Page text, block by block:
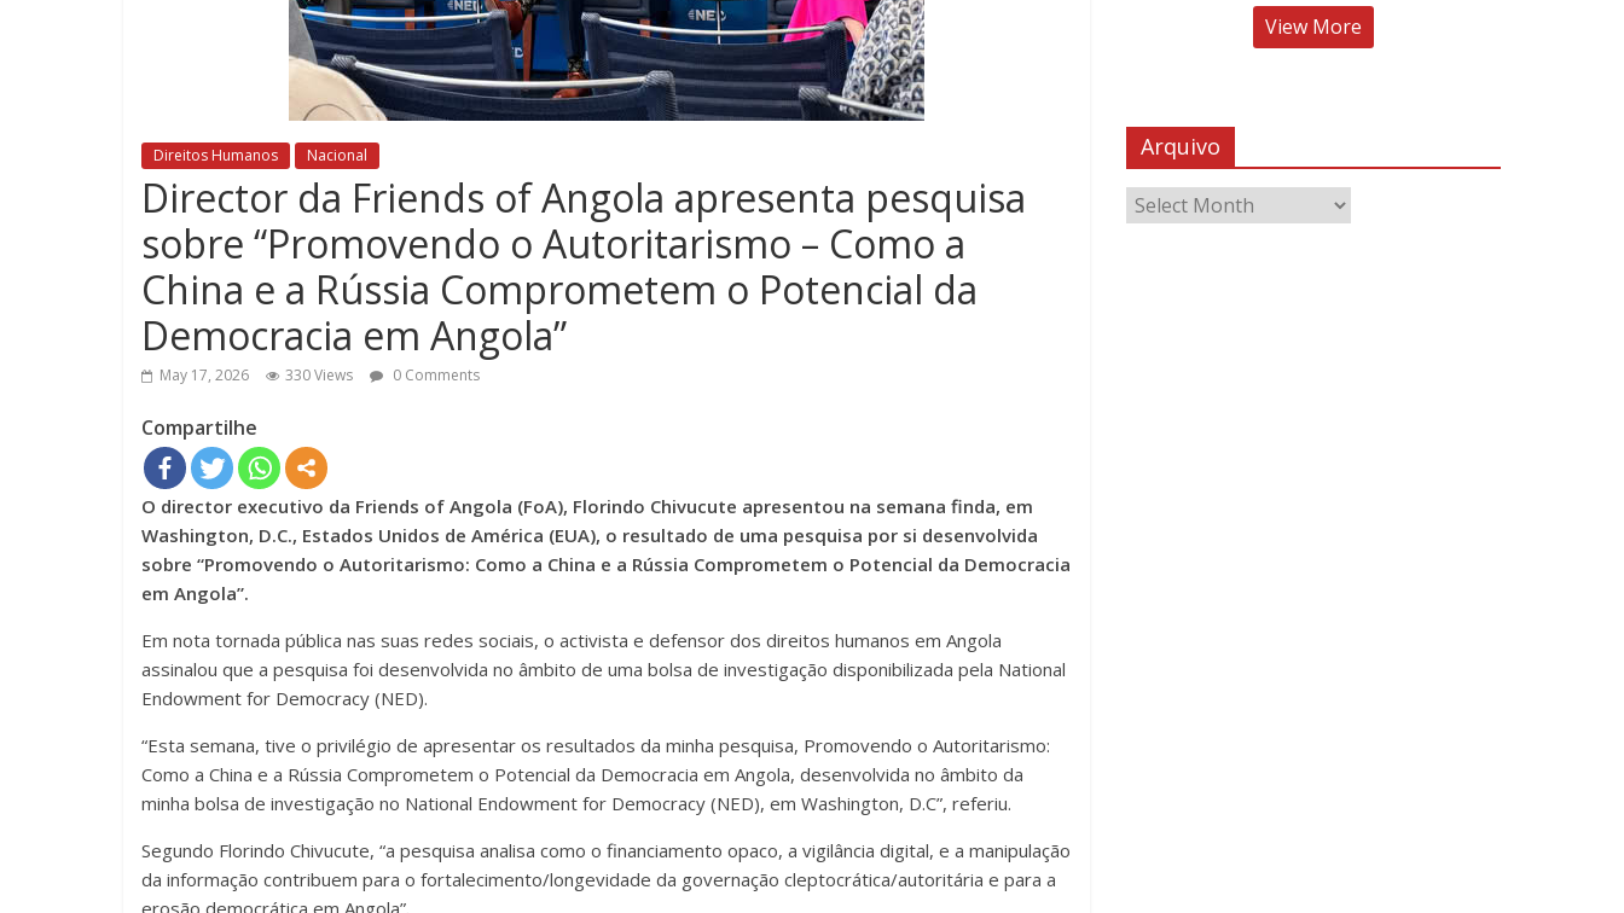
Direitos Humanos Nacional
Director da Friends of Angola apresenta pesquisa
sobre “Promovendo o Autoritarismo – Como a
China e a Rússia Comprometem o Potencial da
Democracia em Angola”
May 17, 2026 330 Views 0 Comments
Compartilhe
O director executivo da Friends of Angola (FoA), Florindo Chivucute apresentou na semana finda, em
Washington, D.C., Estados Unidos de América (EUA), o resultado de uma pesquisa por si desenvolvida
sobre “Promovendo o Autoritarismo: Como a China e a Rússia Comprometem o Potencial da Democracia
em Angola”.
Em nota tornada pública nas suas redes sociais, o activista e defensor dos direitos humanos em Angola
assinalou que a pesquisa foi desenvolvida no âmbito de uma bolsa de investigação disponibilizada pela National
Endowment for Democracy (NED).
“Esta semana, tive o privilégio de apresentar os resultados da minha pesquisa, Promovendo o Autoritarismo:
Como a China e a Rússia Comprometem o Potencial da Democracia em Angola, desenvolvida no âmbito da
minha bolsa de investigação no National Endowment for Democracy (NED), em Washington, D.C”, referiu.
Segundo Florindo Chivucute, “a pesquisa analisa como o financiamento opaco, a vigilância digital, e a manipulação
da informação contribuem para o fortalecimento/longevidade da governação cleptocrática/autoritária e para a
erosão democrática em Angola”.
View More
Arquivo